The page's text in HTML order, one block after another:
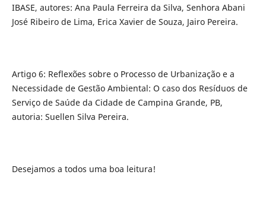
IBASE, autores: Ana Paula Ferreira da Silva, Senhora Abani
José Ribeiro de Lima, Erica Xavier de Souza, Jairo Pereira.
Artigo 6: Reflexões sobre o Processo de Urbanização e a
Necessidade de Gestão Ambiental: O caso dos Resíduos de
Serviço de Saúde da Cidade de Campina Grande, PB,
autoria: Suellen Silva Pereira.
Desejamos a todos uma boa leitura!